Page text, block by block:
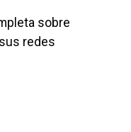
sobre
redes